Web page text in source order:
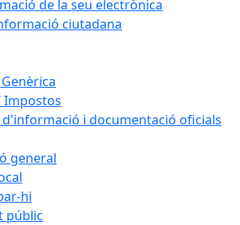
de la seu electrònica
ciutadana
Impostos
d'informació i documentació oficials
general
hi
públic